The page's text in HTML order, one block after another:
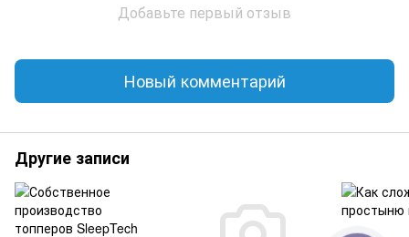
Добавьте первый отзыв
Новый комментарий
Другие записи